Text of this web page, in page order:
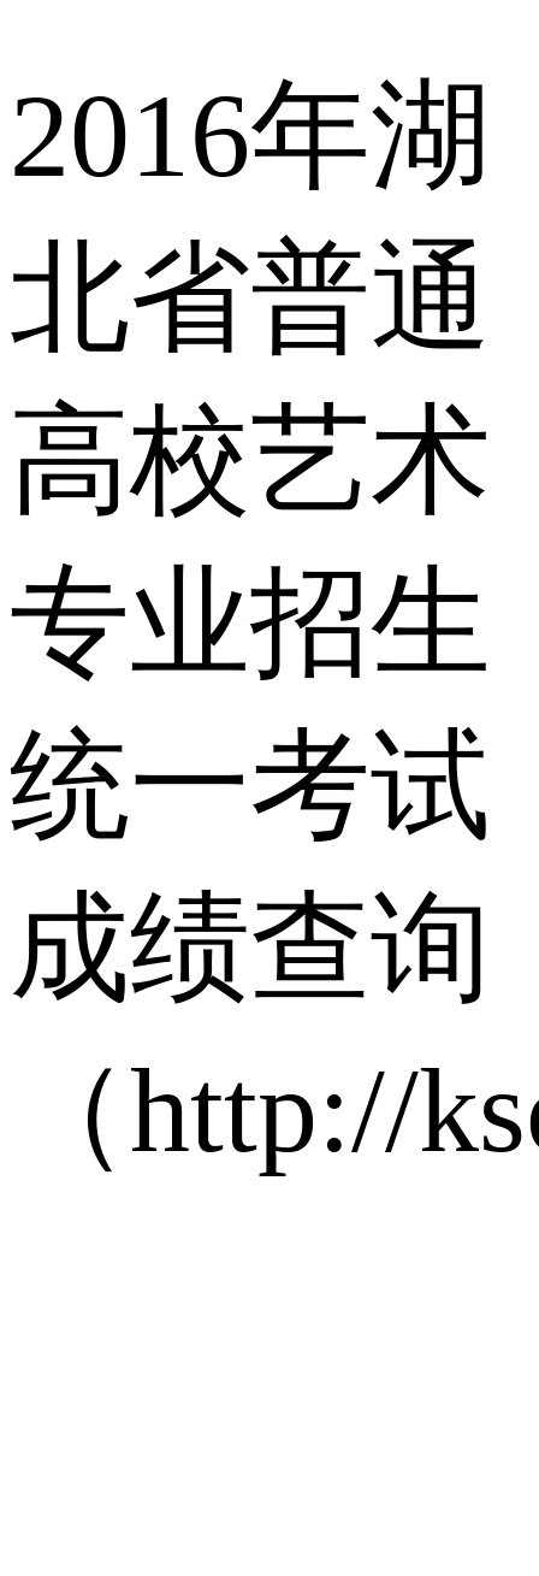
2016年湖
北省普通
高校艺术
专业招生
统一考试
成绩查询
（http://